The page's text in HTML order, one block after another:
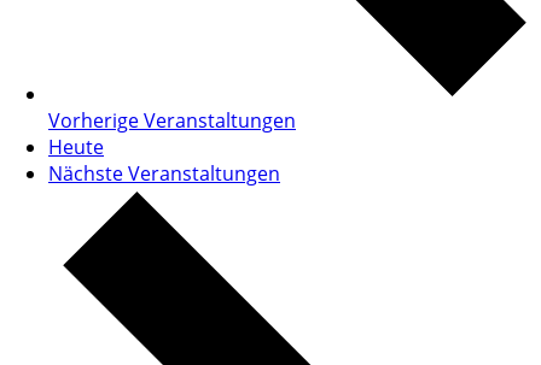
VorherigeVeranstaltungen
Heute
NächsteVeranstaltungen